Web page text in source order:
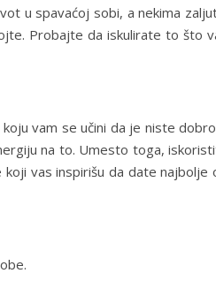
u spavaćoj sobi, a nekima
Probajte da iskulirate to što
vam se učini da je niste
na to. Umesto toga,
koji vas inspirišu da date najbolje